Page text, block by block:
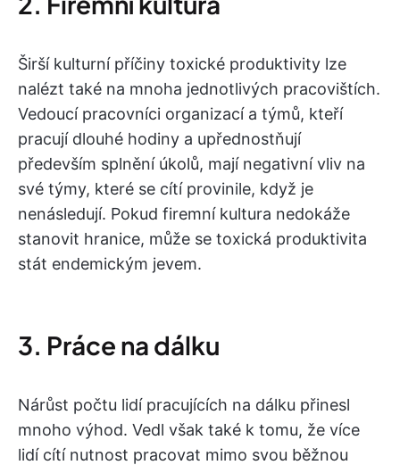
Širší kulturní příčiny toxické produktivity lze
nalézt také na mnoha jednotlivých pracovištích.
Vedoucí pracovníci organizací a týmů, kteří
pracují dlouhé hodiny a upřednostňují
především splnění úkolů, mají negativní vliv na
své týmy, které se cítí provinile, když je
nenásledují. Pokud firemní kultura nedokáže
stanovit hranice, může se toxická produktivita
stát endemickým jevem.
3. Práce na dálku
Nárůst počtu lidí pracujících na dálku přinesl
mnoho výhod. Vedl však také k tomu, že více
lidí cítí nutnost pracovat mimo svou běžnou